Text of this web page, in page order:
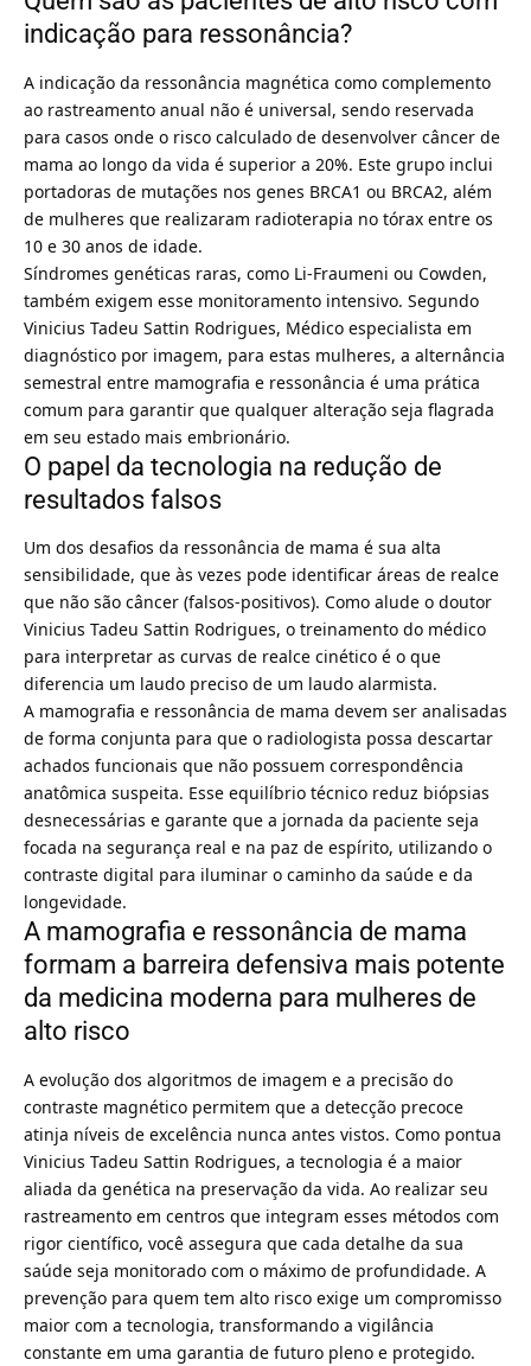
indicação para ressonância?
A indicação da ressonância magnética como complemento
ao rastreamento anual não é universal, sendo reservada
para casos onde o risco calculado de desenvolver câncer de
mama ao longo da vida é superior a 20%. Este grupo inclui
portadoras de mutações nos genes BRCA1 ou BRCA2, além
de mulheres que realizaram radioterapia no tórax entre os
10 e 30 anos de idade.
Síndromes genéticas raras, como Li-Fraumeni ou Cowden,
também exigem esse monitoramento intensivo. Segundo
Vinicius Tadeu Sattin Rodrigues, Médico especialista em
diagnóstico por imagem, para estas mulheres, a alternância
semestral entre mamografia e ressonância é uma prática
comum para garantir que qualquer alteração seja flagrada
em seu estado mais embrionário.
O papel da tecnologia na redução de
resultados falsos
Um dos desafios da ressonância de mama é sua alta
sensibilidade, que às vezes pode identificar áreas de realce
que não são câncer (falsos-positivos). Como alude o doutor
Vinicius Tadeu Sattin Rodrigues, o treinamento do médico
para interpretar as curvas de realce cinético é o que
diferencia um laudo preciso de um laudo alarmista.
A mamografia e ressonância de mama devem ser analisadas
de forma conjunta para que o radiologista possa descartar
achados funcionais que não possuem correspondência
anatômica suspeita. Esse equilíbrio técnico reduz biópsias
desnecessárias e garante que a jornada da paciente seja
focada na segurança real e na paz de espírito, utilizando o
contraste digital para iluminar o caminho da saúde e da
longevidade.
A mamografia e ressonância de mama
formam a barreira defensiva mais potente
da medicina moderna para mulheres de
alto risco
A evolução dos algoritmos de imagem e a precisão do
contraste magnético permitem que a detecção precoce
atinja níveis de excelência nunca antes vistos. Como pontua
Vinicius Tadeu Sattin Rodrigues, a tecnologia é a maior
aliada da genética na preservação da vida. Ao realizar seu
rastreamento em centros que integram esses métodos com
rigor científico, você assegura que cada detalhe da sua
saúde seja monitorado com o máximo de profundidade. A
prevenção para quem tem alto risco exige um compromisso
maior com a tecnologia, transformando a vigilância
constante em uma garantia de futuro pleno e protegido.